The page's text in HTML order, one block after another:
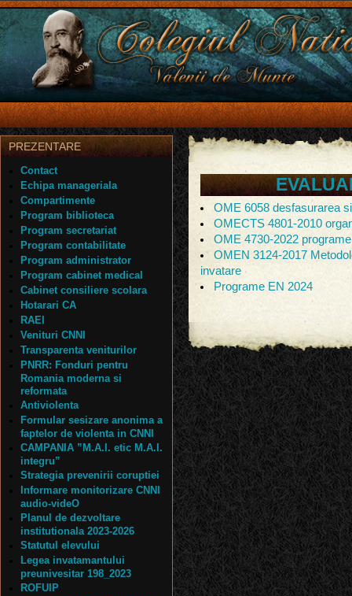
OME 6058 desfasurarea
OMECTS 4801-2010
OME 4730-2022
OMEN 3124-2017
invatare
Programe EN 2024
PREZENTARE
Contact
Echipa manageriala
Compartimente
Program biblioteca
Program secretariat
Program contabilitate
Program administrator
Program cabinet medical
Cabinet consiliere scolara
Hotarari CA
RAEI
Venituri CNNI
Transparenta veniturilor
PNRR: Fonduri pentru
Romania moderna si
reformata
Antiviolenta
Formular sesizare anonima a
faptelor de violenta in CNNI
CAMPANIA ”M.A.I. etic M.A.I.
integru”
Strategia prevenirii coruptiei
Informare monitorizare CNNI
audio-videO
Planul de dezvoltare
institutionala 2023-2026
Statutul elevului
Legea invatamantului
preunivesitar 198_2023
ROFUIP